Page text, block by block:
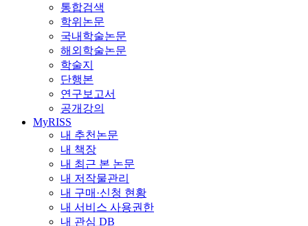
통합검색
학위논문
국내학술논문
해외학술논문
학술지
단행본
연구보고서
공개강의
MyRISS
내 추천논문
내 책장
내 최근 본 논문
내 저작물관리
내 구매·신청 현황
내 서비스 사용권한
내 관심 DB